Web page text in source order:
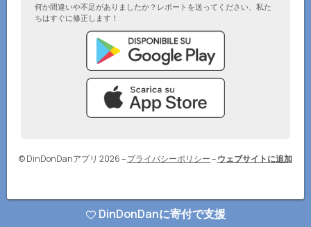
何か間違いや不足がありましたか？レポートを送ってください、私た
ちはすぐに修正します！
© DinDonDanアプリ 2026–プライバシーポリシー–ウェブサイトに追加
DinDonDanに寄付で支援